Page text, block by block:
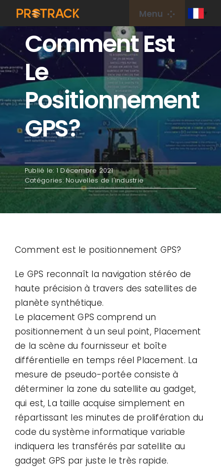
Aller
contenu
Menu
Maison
Traqueur GPS
Plateforme GPS
Carte IdO
couverture
Cas d'utilisation
Comment Est
Le
Positionnement
GPS?
Publié le: 1 Décembre 2021
Catégories: Nouvelles de l'industrie
Comment est le positionnement GPS?
Le GPS reconnaît la navigation stéréo de
haute précision à travers des satellites de
planète synthétique.
Le placement GPS comprend un
positionnement à un seul point, Placement
de la scène du fournisseur et boîte
différentielle en temps réel Placement. La
mesure de pseudo-portée consiste à
déterminer la zone du satellite au gadget,
qui est, La taille acquise simplement en
répartissant les minutes de prolifération du
code du système informatique variable
indiquera les transférés par satellite au
gadget GPS par juste le très rapide.